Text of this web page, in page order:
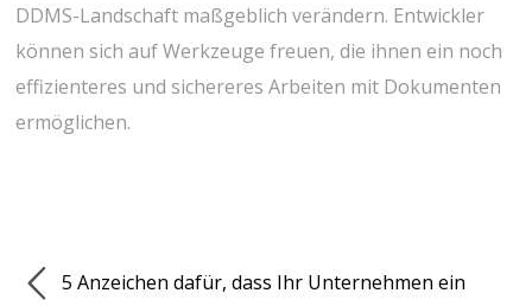
DDMS-Landschaft maßgeblich verändern. Entwickler
können sich auf Werkzeuge freuen, die ihnen ein noch
effizienteres und sichereres Arbeiten mit Dokumenten
ermöglichen.
5 Anzeichen dafür, dass Ihr Unternehmen ein